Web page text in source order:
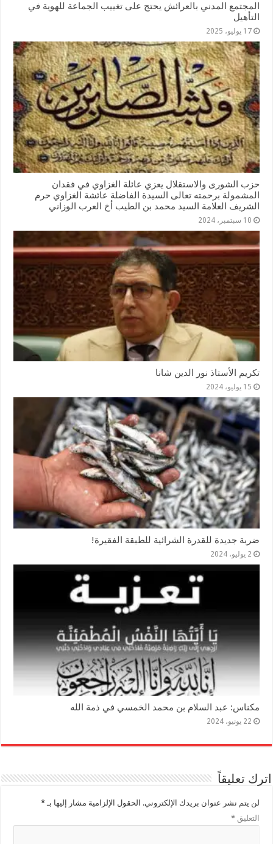
المجتمع المدني بالعرائش يحتج على تغييب الجماعة للهوية في
التأهيل
17 يوليو، 2025
حزب الشورى والاستقلال يعزي عائلة الغزاوي في فقدان
المشمولة برحمته تعالى السيدة الفاضلة عائشة الغزاوي حرم
الشريف العلامة السيد محمد بن الطيب أخ العرب الوزاني
10 سبتمبر، 2024
تكريم الأستاذ نور الدين شانا
15 يوليو، 2024
ضربة جديدة للقدرة الشرائية للطبقة الفقيرة!
2 يوليو، 2024
مكناس: عبد السلام بن محمد الخمسي في ذمة الله
22 يونيو، 2024
اترك تعليقاً
لن يتم نشر عنوان بريدك الإلكتروني. الحقول الإلزامية مشار إليها بـ*
التعليق*